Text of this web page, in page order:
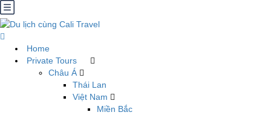
Home
Private Tours
Châu Á
Thái Lan
Việt Nam
Miền Bắc